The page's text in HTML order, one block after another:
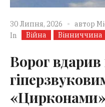
30 Липня, 2026 автор
In
Війна Вінниччина
Ворог